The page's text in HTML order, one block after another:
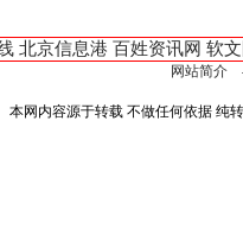
北京信息港 百姓资讯网 软
网站简介
本网内容源于转载 不做任何依据 纯